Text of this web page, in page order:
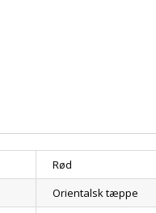
Rød
Orientalsk tæppe